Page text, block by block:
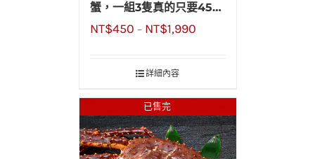
蟹，一組3隻真的只要450
元!!超划算!!
NT$450 – NT$1,990
詳細內容
已售完